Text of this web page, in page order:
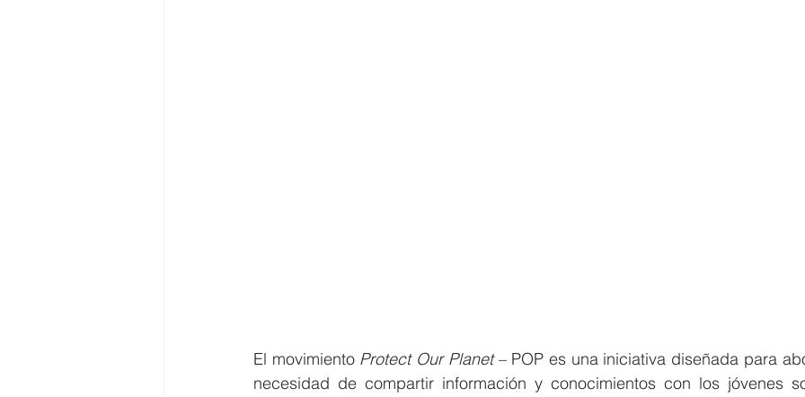
El movimiento Protect Our Planet – POP es una iniciativa diseñada para
necesidad de compartir información y conocimientos con los jóvenes